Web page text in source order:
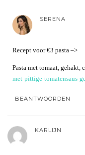
SERENA
Recept voor €3 pasta –>
Pasta met tomaat, gehakt,
met-pittige-tomatensaus-
BEANTWOORDEN
KARLIJN